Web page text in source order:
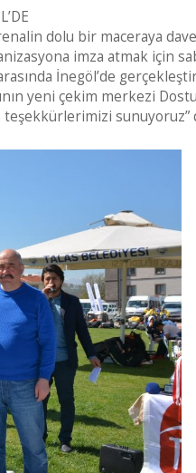
dolu bir maceraya
imza atmak için
İnegöl’de
yeni çekim merkezi
teşekkürlerimizi sunuyoruz”